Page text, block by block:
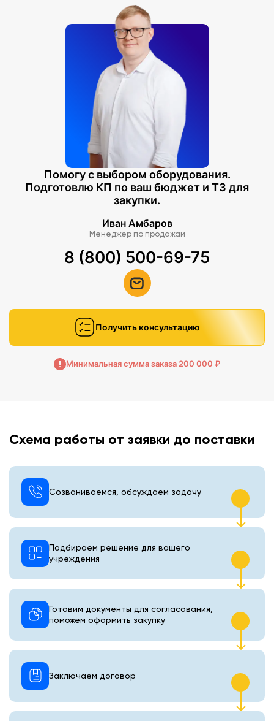
Помогу с выбором оборудования.
Подготовлю КП по ваш бюджет и ТЗ для
закупки.
Иван Амбаров
Менеджер по продажам
8 (800) 500-69-75
Получить консультацию
Минимальная сумма заказа 200 000 ₽
Схема работы от заявки до поставки
Созваниваемся, обсуждаем задачу
Подбираем решение для вашего
учреждения
Готовим документы для согласования,
поможем оформить закупку
Заключаем договор